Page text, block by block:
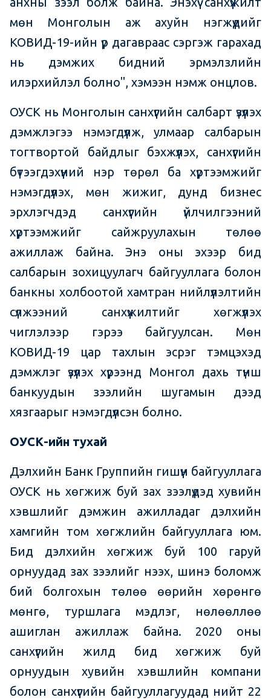
мөн Монголын аж ахуйн нэгжүүдийг
КОВИД-19-ийн үр дагавраас сэргэж гарахад
нь дэмжих бидний эрмэлзлийн
илэрхийлэл болно", хэмээн нэмж онцлов.
ОУСК нь Монголын санхүүгийн салбарт үзүүлэх
дэмжлэгээ нэмэгдүүлж, улмаар салбарын
тогтвортой байдлыг бэхжүүлэх, санхүүгийн
бүтээгдэхүүний нэр төрөл ба хүртээмжийг
нэмэгдүүлэх, мөн жижиг, дунд бизнес
эрхлэгчдэд санхүүгийн үйлчилгээний
хүртээмжийг сайжруулахын төлөө
ажиллаж байна. Энэ оны эхээр бид
салбарын зохицуулагч байгууллага болон
банкны холбоотой хамтран нийлүүлэлтийн
сүлжээний санхүүжилтийг хөгжүүлэх
чиглэлээр гэрээ байгуулсан. Мөн
КОВИД-19 цар тахлын эсрэг тэмцэхэд
дэмжлэг үзүүлэх хүрээнд Монгол дахь түнш
банкуудын зээлийн шугамын дээд
хязгаарыг нэмэгдүүлсэн болно.
ОУСК-ийн тухай
Дэлхийн Банк Группийн гишүүн байгууллага
ОУСК нь хөгжиж буй зах зээлүүдэд хувийн
хэвшлийг дэмжин ажилладаг дэлхийн
хамгийн том хөгжлийн байгууллага юм.
Бид дэлхийн хөгжиж буй 100 гаруй
орнуудад зах зээлийг нээх, шинэ боломж
бий болгохын төлөө өөрийн хөрөнгө
мөнгө, туршлага мэдлэг, нөлөөллөө
ашиглан ажиллаж байна. 2020 оны
санхүүгийн жилд бид хөгжиж буй
орнуудын хувийн хэвшлийн компани
болон санхүүгийн байгууллагуудад нийт 22